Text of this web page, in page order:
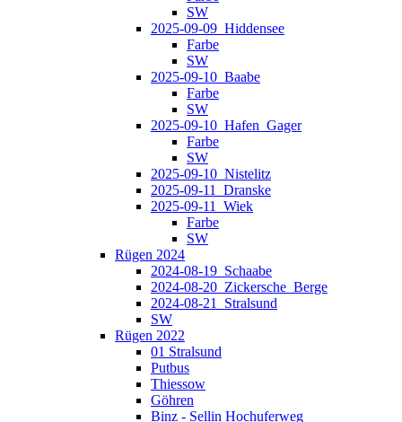
SW
2025-09-09_Hiddensee
Farbe
SW
2025-09-10_Baabe
Farbe
SW
2025-09-10_Hafen_Gager
Farbe
SW
2025-09-10_Nistelitz
2025-09-11_Dranske
2025-09-11_Wiek
Farbe
SW
Rügen 2024
2024-08-19_Schaabe
2024-08-20_Zickersche_Berge
2024-08-21_Stralsund
SW
Rügen 2022
01 Stralsund
Putbus
Thiessow
Göhren
Binz - Sellin Hochuferweg